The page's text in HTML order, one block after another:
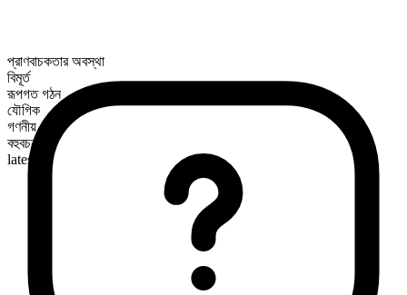
প্রাণবাচকতার অবস্থা
বিমূর্ত
রূপগত গঠন
যৌগিক
গণনীয়
বহুবচন রূপ
latests